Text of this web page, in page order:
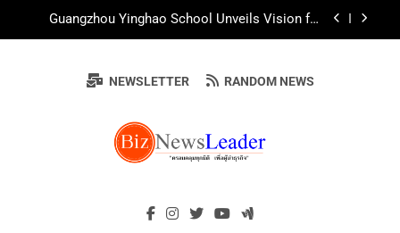
แนวคิด “90 วัน เก็บแต้มสุขภาพดี สิ่งดีๆ จะเกิดขึ้น”
Guangzhou Yinghao School Unveils Vision for
Future-Ready Education
“ข้าวหน้าไก่ราชวงศ์” พุ่งทะยานสู่น่านฟ้า
ททท. ร่วมมือกับ จุฬาลงกรณ์มหาวิทยาลัย จัดสัมมนา
ธุรกิจท่องเที่ยวไทย “ขายได้ ขายดี ขายนาน”
บ้านหนองสองห้องจัดใหญ่ “แห่เทียนพรรษา – ผ้าป่า
ซาเล้งปลอดเหล้าเข้าพรรษา 2569” ชูพลังชุมชน
สืบสานพุทธศาสนา สร้างสังคมปลอดเหล้า ภายใต้
AirAsia X SEE FAH พันธมิตรทางธุรกิจยาวนานกว่า
20 ปี ต่อยอดเสิร์ฟความอร่อย ยกเมนูระดับตำนาน
BIZNEWSLEADER
"ครอบคลุมทุกมิติ เพื่อ…ผู้นำธุรกิจ"
NEWSLETTER RANDOM NEWS